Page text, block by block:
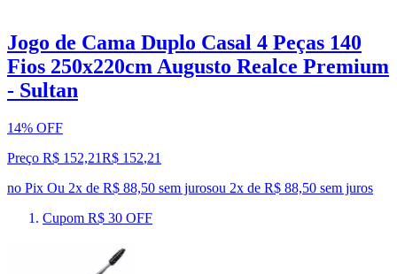
Jogo de Cama Duplo Casal 4 Peças 140
Fios 250x220cm Augusto Realce Premium
- Sultan
14% OFF
Preço R$ 152,21R$ 152,21
no Pix Ou 2x de R$ 88,50 sem jurosou 2x de R$ 88,50 sem juros
Cupom R$ 30 OFF